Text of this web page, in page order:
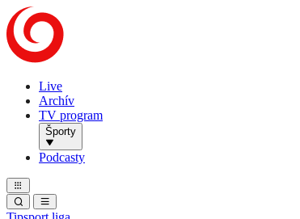
Live
Archív
TV program
Športy
Podcasty